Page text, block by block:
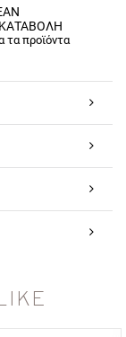
τα προϊόντα